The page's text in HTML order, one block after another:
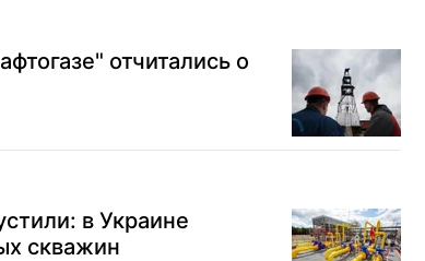
отчитались о
в Украине
скважин